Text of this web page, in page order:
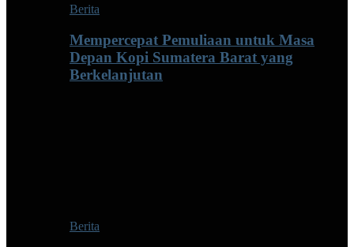
Berita
Mempercepat Pemuliaan untuk Masa
Depan Kopi Sumatera Barat yang
Berkelanjutan
Berita